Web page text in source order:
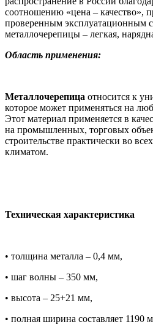
соотношению «цена – качество»,
проверенным эксплуатационным
металлочерепицы – легкая,
Область применения:
Металлочерепица относится к
которое может применяться на
Этот материал применяется в
на промышленных, торговых
строительстве практически во
климатом.
Техническая характеристика
• толщина металла – 0,4 мм,
• шаг волны – 350 мм,
• высота – 25+21 мм,
• полная ширина составляет 1190